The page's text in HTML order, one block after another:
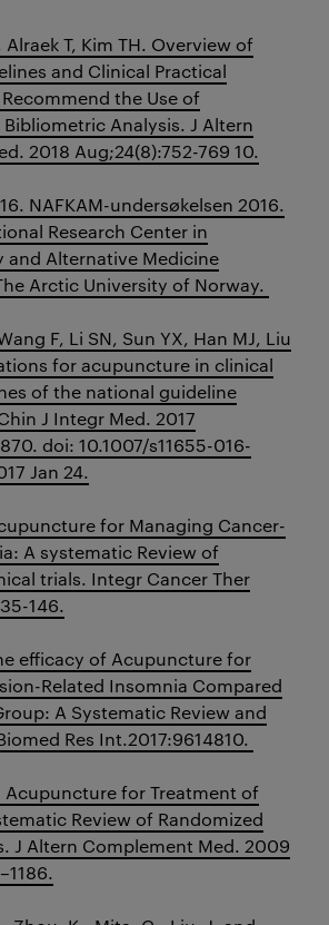
Alraek T, Kim TH. Overview of
and Clinical Practical
the Use of
Analysis. J Altern
2018 Aug;24(8):752-769 10.
NAFKAM-undersøkelsen 2016.
Research Center in
and Alternative Medicine
Arctic University of Norway.
F, Li SN, Sun YX, Han MJ, Liu
for acupuncture in clinical
of the national guideline
J Integr Med. 2017
doi: 10.1007/s11655-016-
Jan 24.
for Managing Cancer-
A systematic Review of
trials. Integr Cancer Ther
146.
efficacy of Acupuncture for
Related Insomnia Compared
A Systematic Review and
Res Int.2017:9614810.
Acupuncture for Treatment of
Review of Randomized
J Altern Complement Med. 2009